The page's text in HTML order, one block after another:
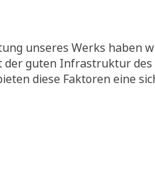
unseres Werks haben
guten Infrastruktur
diese Faktoren eine